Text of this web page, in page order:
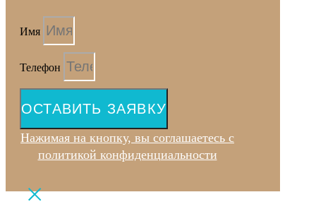
Имя
Телефон
ОСТАВИТЬ ЗАЯВКУ
Нажимая на кнопку, вы соглашаетесь с
политикой конфиденциальности